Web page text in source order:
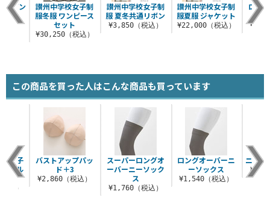
讃州中学校女子制
服 夏冬共通リボン
¥3,850（税込）
讃州中学校女子制
服夏服 ジャケット
¥22,000（税込）
ロン
ー
ィガン
込）
讃州中学校女子制
服冬服 ワンピース
セット
¥30,250（税込）
この商品を買った人はこんな商品も買っています
スーパーロングオ
ーバーニーソック
ス
¥1,760（税込）
ロングオーバーニ
ーソックス
¥1,540（税込）
ニット
女子
アル
ト
込）
バストアップパッ
ド＋3
¥2,860（税込）